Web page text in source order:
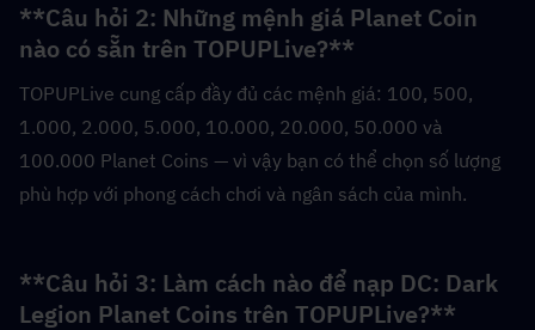
**Câu hỏi 2: Những mệnh giá Planet Coin
nào có sẵn trên TOPUPLive?**
TOPUPLive cung cấp đầy đủ các mệnh giá: 100, 500,
1.000, 2.000, 5.000, 10.000, 20.000, 50.000 và
100.000 Planet Coins — vì vậy bạn có thể chọn số lượng
phù hợp với phong cách chơi và ngân sách của mình.
**Câu hỏi 3: Làm cách nào để nạp DC: Dark
Legion Planet Coins trên TOPUPLive?**